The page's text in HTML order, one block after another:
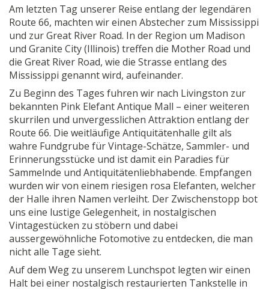
Am letzten Tag unserer Reise entlang der legendären
Route 66, machten wir einen Abstecher zum Mississippi
und zur Great River Road. In der Region um Madison
und Granite City (Illinois) treffen die Mother Road und
die Great River Road, wie die Strasse entlang des
Mississippi genannt wird, aufeinander.
Zu Beginn des Tages fuhren wir nach Livingston zur
bekannten Pink Elefant Antique Mall – einer weiteren
skurrilen und unvergesslichen Attraktion entlang der
Route 66. Die weitläufige Antiquitätenhalle gilt als
wahre Fundgrube für Vintage-Schätze, Sammler- und
Erinnerungsstücke und ist damit ein Paradies für
Sammelnde und Antiquitätenliebhabende. Empfangen
wurden wir von einem riesigen rosa Elefanten, welcher
der Halle ihren Namen verleiht. Der Zwischenstopp bot
uns eine lustige Gelegenheit, in nostalgischen
Vintagestücken zu stöbern und dabei
aussergewöhnliche Fotomotive zu entdecken, die man
nicht alle Tage sieht.
Auf dem Weg zu unserem Lunchspot legten wir einen
Halt bei einer nostalgisch restaurierten Tankstelle in